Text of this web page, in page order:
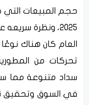
حجم المبيعات التي
2025، ونظرة
العام كان هناك
تحركات من
سداد متنوعة مما
في السوق وتحقيق